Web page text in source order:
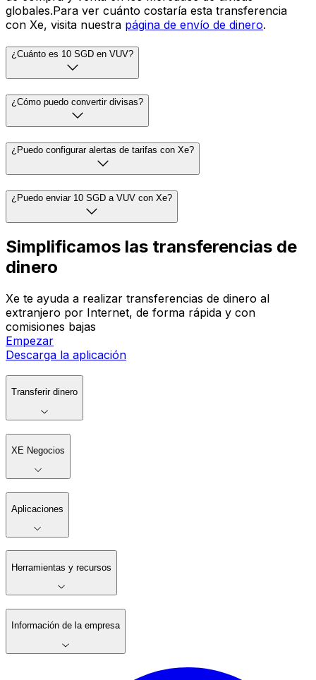
globales.Para ver cuánto costaría esta transferencia
con Xe, visita nuestra página de envío de dinero.
¿Cuánto es 10 SGD en VUV?
¿Cómo puedo convertir divisas?
¿Puedo configurar alertas de tarifas con Xe?
¿Puedo enviar 10 SGD a VUV con Xe?
Simplificamos las transferencias de
dinero
Xe te ayuda a realizar transferencias de dinero al
extranjero por Internet, de forma rápida y con
comisiones bajas
Empezar
Descarga la aplicación
Transferir dinero
XE Negocios
Aplicaciones
Herramientas y recursos
Información de la empresa